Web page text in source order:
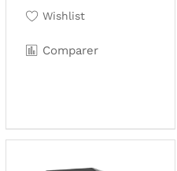
Wishlist
Comparer